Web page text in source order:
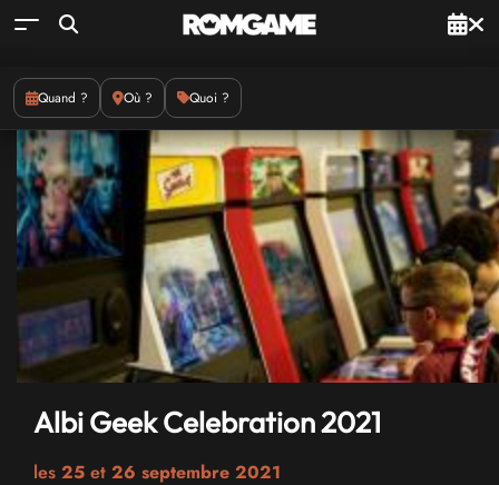
Quand ? Où ? Quoi ?
Albi Geek Celebration 2021
les 25 et 26 septembre 2021